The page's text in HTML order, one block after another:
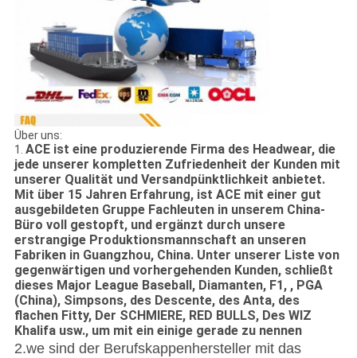
Über uns:
1. ACE ist eine produzierende Firma des Headwear, die
jede unserer kompletten Zufriedenheit der Kunden mit
unserer Qualität und Versandpünktlichkeit anbietet.
Mit über 15 Jahren Erfahrung, ist ACE mit einer gut
ausgebildeten Gruppe Fachleuten in unserem China-
Büro voll gestopft, und ergänzt durch unsere
erstrangige Produktionsmannschaft an unseren
Fabriken in Guangzhou, China. Unter unserer Liste von
gegenwärtigen und vorhergehenden Kunden, schließt
dieses Major League Baseball, Diamanten, F1, , PGA
(China), Simpsons, des Descente, des Anta, des
flachen Fitty, Der SCHMIERE, RED BULLS, Des WIZ
Khalifa usw., um mit ein einige gerade zu nennen
2.we sind der Berufskappenhersteller mit das